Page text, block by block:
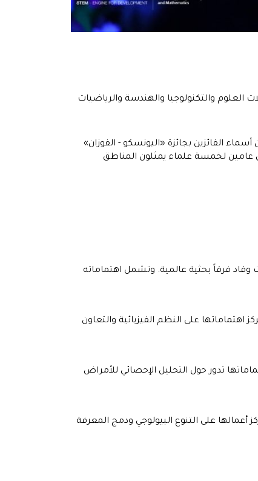
العلوم والتكنولوجيا والهندسة والرياضيات
الفائزين بجائزة «اليونسكو - الفوزان»
كل عامين لخمسة علماء يمثلون المناطق
فرقاً بحثية عالمية. وتشمل اهتماماته
على النظم الفيزيائية والتعاون
تدور حول التحليل الإحصائي للأمراض
أعمالها على التنوع البيولوجي ودمج المعرفة